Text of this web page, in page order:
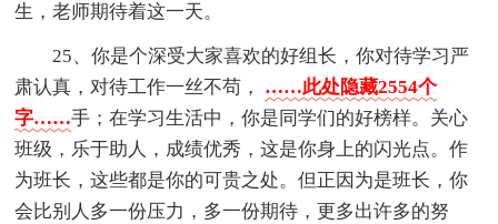
生，老师期待着这一天。
25、你是个深受大家喜欢的好组长，你对待学习严
肃认真，对待工作一丝不苟， ……此处隐藏2554个
字……手；在学习生活中，你是同学们的好榜样。关心
班级，乐于助人，成绩优秀，这是你身上的闪光点。作
为班长，这些都是你的可贵之处。但正因为是班长，你
会比别人多一份压力，多一份期待，更多出许多的努